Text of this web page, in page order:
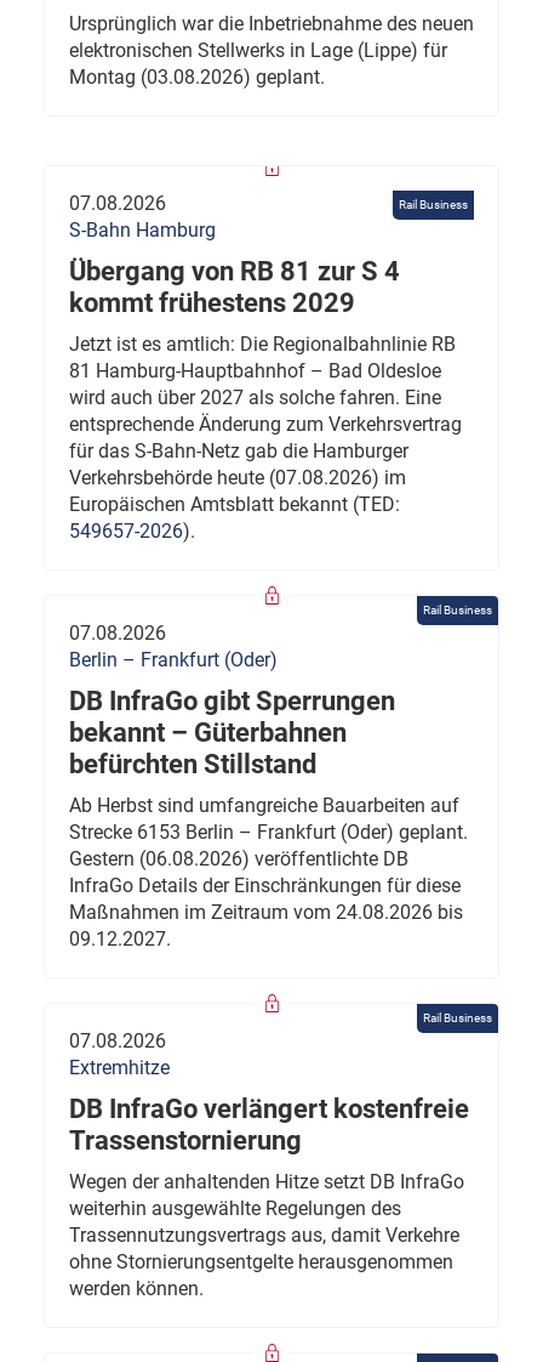
Ursprünglich war die Inbetriebnahme des neuen
elektronischen Stellwerks in Lage (Lippe) für
Montag (03.08.2026) geplant.
Rail Business
07.08.2026
S-Bahn Hamburg
Übergang von RB 81 zur S 4
kommt frühestens 2029
Jetzt ist es amtlich: Die Regionalbahnlinie RB
81 Hamburg-Hauptbahnhof – Bad Oldesloe
wird auch über 2027 als solche fahren. Eine
entsprechende Änderung zum Verkehrsvertrag
für das S-Bahn-Netz gab die Hamburger
Verkehrsbehörde heute (07.08.2026) im
Europäischen Amtsblatt bekannt (TED:
549657-2026).
Rail Business
07.08.2026
Berlin – Frankfurt (Oder)
DB InfraGo gibt Sperrungen
bekannt – Güterbahnen
befürchten Stillstand
Ab Herbst sind umfangreiche Bauarbeiten auf
Strecke 6153 Berlin – Frankfurt (Oder) geplant.
Gestern (06.08.2026) veröffentlichte DB
InfraGo Details der Einschränkungen für diese
Maßnahmen im Zeitraum vom 24.08.2026 bis
09.12.2027.
Rail Business
07.08.2026
Extremhitze
DB InfraGo verlängert kostenfreie
Trassenstornierung
Wegen der anhaltenden Hitze setzt DB InfraGo
weiterhin ausgewählte Regelungen des
Trassennutzungsvertrags aus, damit Verkehre
ohne Stornierungsentgelte herausgenommen
werden können.